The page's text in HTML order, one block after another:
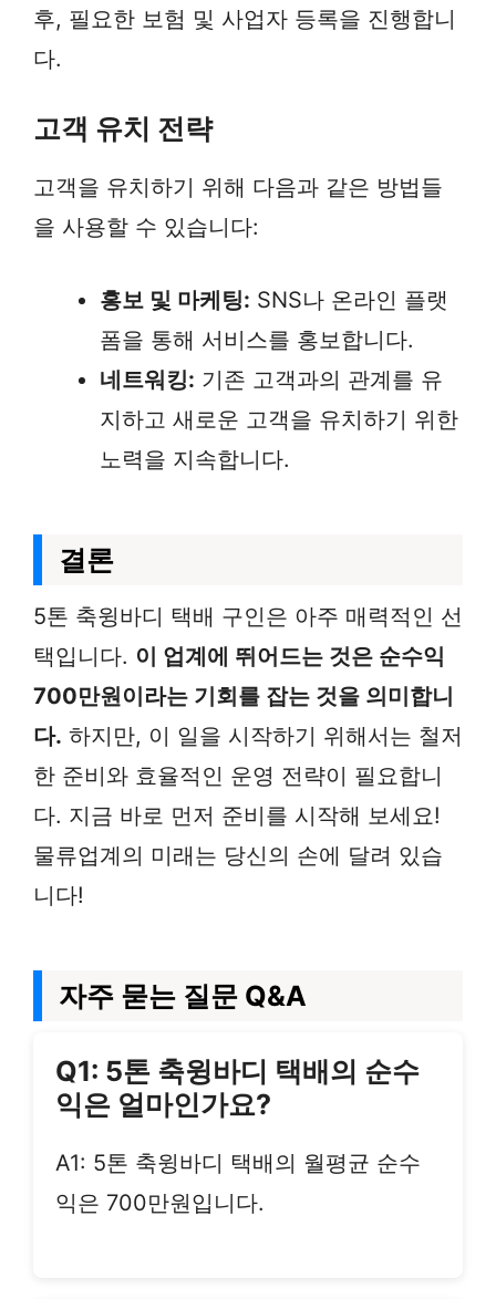
후, 필요한 보험 및 사업자 등록을 진행합니
다.
고객 유치 전략
고객을 유치하기 위해 다음과 같은 방법들
을 사용할 수 있습니다:
홍보 및 마케팅: SNS나 온라인 플랫
폼을 통해 서비스를 홍보합니다.
네트워킹: 기존 고객과의 관계를 유
지하고 새로운 고객을 유치하기 위한
노력을 지속합니다.
결론
5톤 축윙바디 택배 구인은 아주 매력적인 선
택입니다. 이 업계에 뛰어드는 것은 순수익
700만원이라는 기회를 잡는 것을 의미합니
다. 하지만, 이 일을 시작하기 위해서는 철저
한 준비와 효율적인 운영 전략이 필요합니
다. 지금 바로 먼저 준비를 시작해 보세요!
물류업계의 미래는 당신의 손에 달려 있습
니다!
자주 묻는 질문 Q&A
Q1: 5톤 축윙바디 택배의 순수
익은 얼마인가요?
A1: 5톤 축윙바디 택배의 월평균 순수
익은 700만원입니다.